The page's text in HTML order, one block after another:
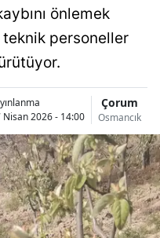
Bitlis
Bolu
Burdur
Çanakkale
Çankırı
Çorum
Denizli
önlemek
personeller
Nisan 2026 - 14:00
Çorum
Osmancık